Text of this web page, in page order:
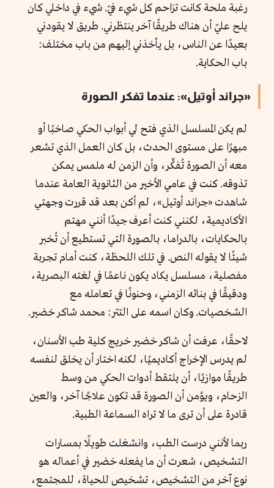
رغبة ملحة كانت تزاحم كل شيء فيّ. شيء في داخلي كان
يلح عليّ أن هناك طريقًا آخر ينتظرني. طريق لا يقودني
بعيدًا عن الناس، بل يأخذني إليهم من باب مختلف:
باب الحكاية.
«جراند أوتيل»: عندما تفكر الصورة
لم يكن المسلسل الذي فتح لي أبواب الحكي صاخبًا أو
مبهرًا على مستوى الحدث، بل كان العمل الذي تشعر
معه أن الصورة تُفكِّر، وأن الزمن له ملمس يمكن
تذوقه. كنت في عامي الأخير من الثانوية العامة عندما
شاهدت «جراند أوتيل»، لم أكن بعد قد قررت وجهتي
الأكاديمية، لكنني كنت أعرف جيدًا أنني مهتم
بالحكايات، بالدراما، بالصورة التي تستطيع أن تُخبر
شيئًا لا يقوله النص. في تلك اللحظة، كنت أمام تجربة
مفصلية، مسلسل يكاد يكون ناعمًا في لغته البصرية،
ودقيقًا في بنائه الزمني، وحنونًا في تعامله مع
الشخصيات. وكان اسمه على التتر: محمد شاكر خضير.
لاحقًا، عرفت أن شاكر خضير خريج كلية طب الأسنان،
لم يدرس الإخراج أكاديميًا، لكنه اختار أن يخلق لنفسه
طريقًا موازيًا، أن يلتقط أدوات الحكي من وسط
الزحام، ويؤمن أن الصورة قد تكون علاجًا آخر، والعين
قادرة على أن ترى ما لا تراه السماعة الطبية.
ربما لأنني درست الطب، وانشغلت طويلًا بمسارات
التشخيص، شعرت أن ما يفعله خضير في أعماله هو
نوع آخر من التشخيص، تشخيص للحياة، للمجتمع،